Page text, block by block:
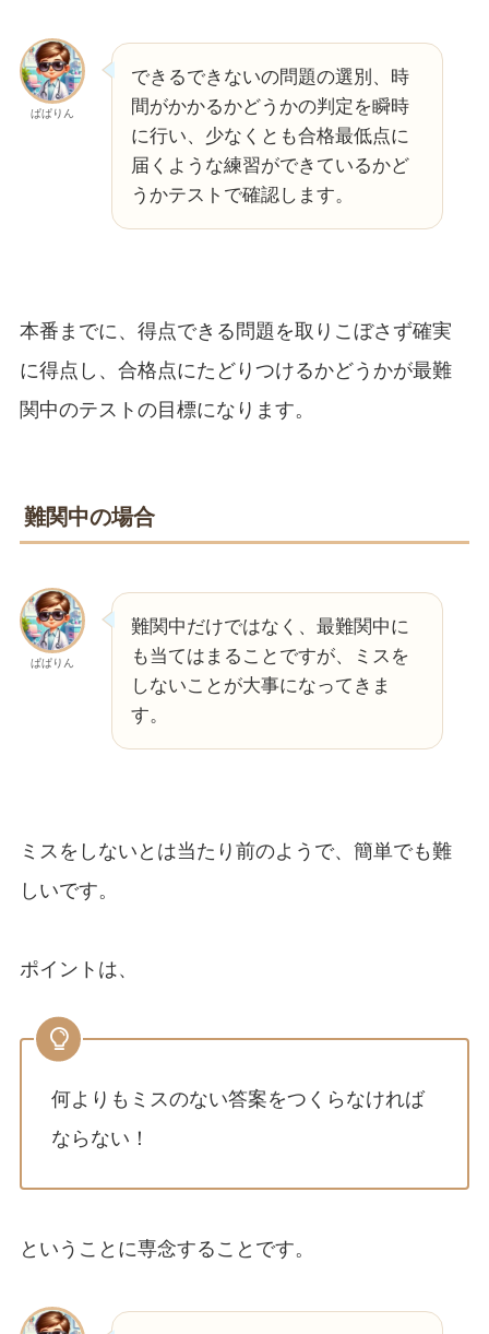
ぱぱりん
できるできないの問題の選別、時
間がかかるかどうかの判定を瞬時
に行い、少なくとも合格最低点に
届くような練習ができているかど
うかテストで確認します。
本番までに、得点できる問題を取りこぼさず確実
に得点し、合格点にたどりつけるかどうかが最難
関中のテストの目標になります。
難関中の場合
ぱぱりん
難関中だけではなく、最難関中に
も当てはまることですが、ミスを
しないことが大事になってきま
す。
ミスをしないとは当たり前のようで、簡単でも難
しいです。
ポイントは、
何よりもミスのない答案をつくらなければ
ならない！
ということに専念することです。